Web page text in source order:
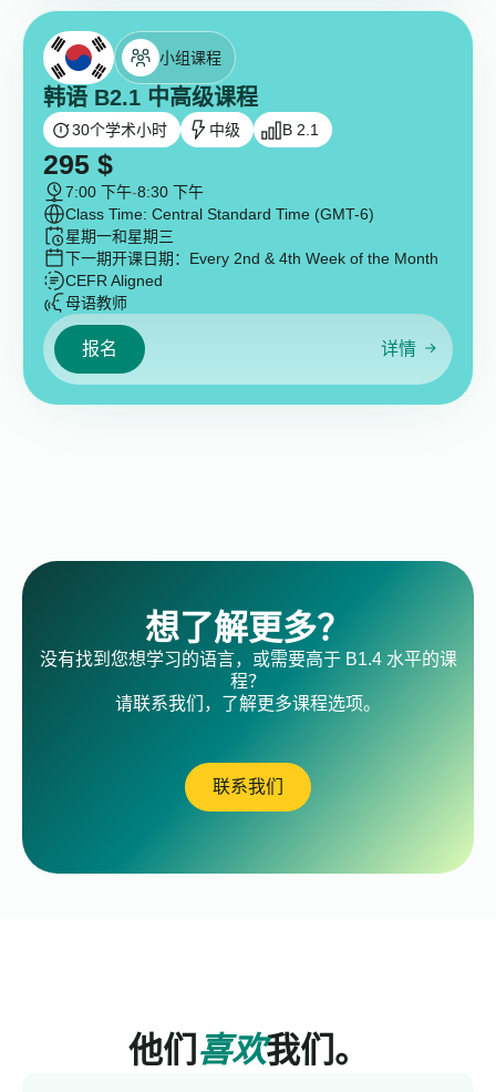
小组课程
韩语 B2.1 中高级课程
30个学术小时 中级 B 2.1
295 $
7:00 下午-8:30 下午
Class Time: Central Standard Time (GMT-6)
星期一和星期三
下一期开课日期： Every 2nd & 4th Week of the Month
CEFR Aligned
母语教师
报名 详情
想了解更多？
没有找到您想学习的语言，或需要高于 B1.4 水平的课
程？
请联系我们，了解更多课程选项。
联系我们
他们 喜欢我们。